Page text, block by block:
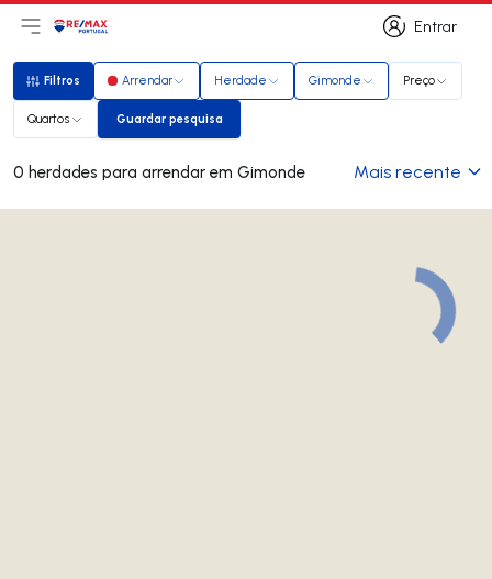
Entrar
Entrar
Abri menu principal
LogoIr para página inicial
Filtros
Filtros Arrendar Herdade Gimonde Preço
Quartos Guardar pesquisa
Guardar pesquisa
0 herdades para arrendar em Gimonde Mais recente